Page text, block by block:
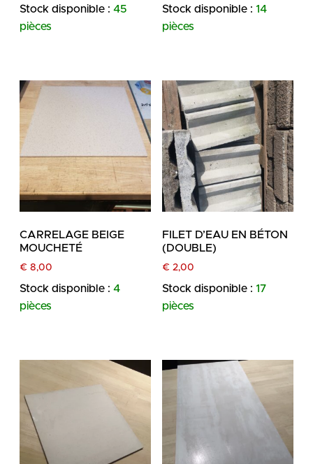
Stock disponible : 45
pièces
Stock disponible : 14
pièces
CARRELAGE BEIGE
MOUCHETÉ
€ 8,00
Stock disponible : 4
pièces
FILET D’EAU EN BÉTON
(DOUBLE)
€ 2,00
Stock disponible : 17
pièces